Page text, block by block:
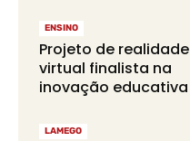
ENSINO
Projeto de realidade
virtual finalista na
inovação educativa
LAMEGO